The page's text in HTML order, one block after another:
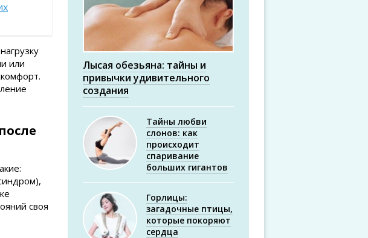
или
своя
Лысая обезьяна: тайны и
привычки удивительного
создания
Тайны любви
слонов: как
происходит
спаривание
больших гигантов
Горлицы:
загадочные птицы,
которые покоряют
сердца